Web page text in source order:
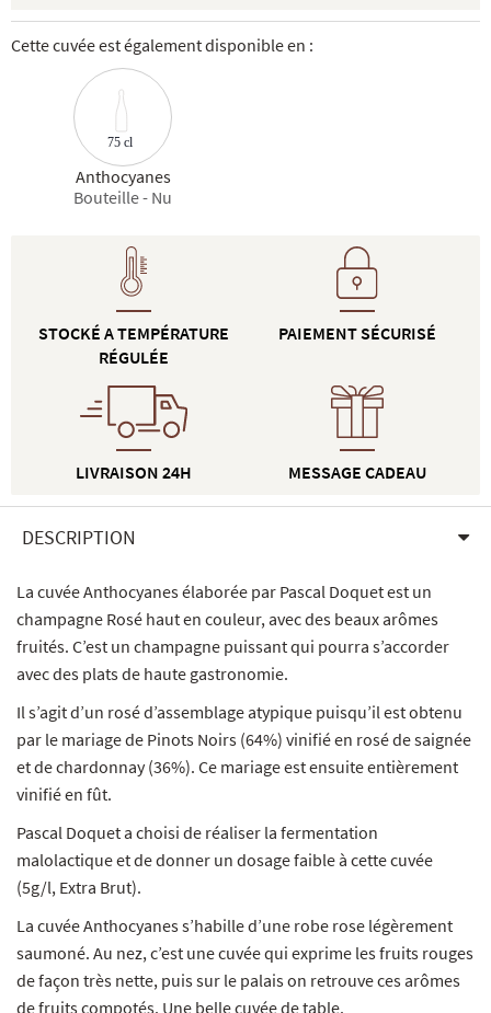
Cette cuvée est également disponible en :
75 cl
Anthocyanes
Bouteille - Nu
STOCKÉ A TEMPÉRATURE
RÉGULÉE
LIVRAISON 24H
PAIEMENT SÉCURISÉ
MESSAGE CADEAU
DESCRIPTION
La cuvée Anthocyanes élaborée par Pascal Doquet est un
champagne Rosé haut en couleur, avec des beaux arômes
fruités. C’est un champagne puissant qui pourra s’accorder
avec des plats de haute gastronomie.
Il s’agit d’un rosé d’assemblage atypique puisqu’il est obtenu
par le mariage de Pinots Noirs (64%) vinifié en rosé de saignée
et de chardonnay (36%). Ce mariage est ensuite entièrement
vinifié en fût.
Pascal Doquet a choisi de réaliser la fermentation
malolactique et de donner un dosage faible à cette cuvée
(5g/l, Extra Brut).
La cuvée Anthocyanes s’habille d’une robe rose légèrement
saumoné. Au nez, c’est une cuvée qui exprime les fruits rouges
de façon très nette, puis sur le palais on retrouve ces arômes
de fruits compotés. Une belle cuvée de table.